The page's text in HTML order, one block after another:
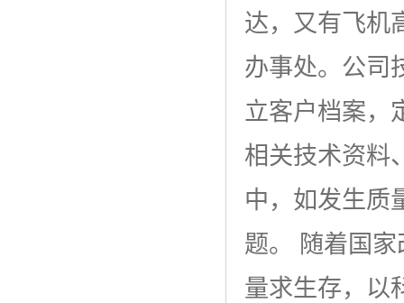
达，又有飞机
办事处。公司
立客户档案，
相关技术资料
中，如发生质
题。 随着国
量求生存，以